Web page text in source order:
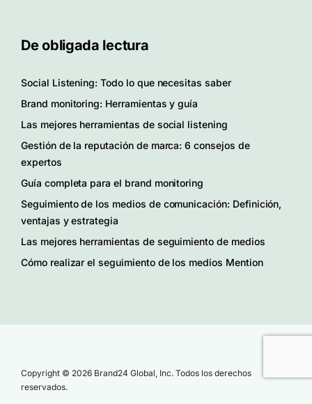
De obligada lectura
Social Listening: Todo lo que necesitas saber
Brand monitoring: Herramientas y guía
Las mejores herramientas de social listening
Gestión de la reputación de marca: 6 consejos de
expertos
Guía completa para el brand monitoring
Seguimiento de los medios de comunicación: Definición,
ventajas y estrategia
Las mejores herramientas de seguimiento de medios
Cómo realizar el seguimiento de los medios Mention
Copyright © 2026 Brand24 Global, Inc. Todos los derechos
reservados.